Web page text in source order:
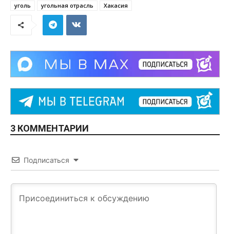
уголь
угольная отрасль Хакасия
3 КОММЕНТАРИИ
Подписаться